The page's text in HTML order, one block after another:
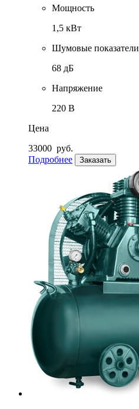
Мощность
1,5 кВт
Шумовые показатели
68 дБ
Напряжение
220 В
Цена
33000 руб.
Подробнее
Заказать